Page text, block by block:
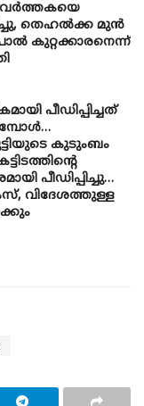
തെഹൽക്ക മുൻ
കുറ്റക്കാരനെന്ന്
പീഡിപ്പിച്ചത്
കുടുംബം
പീഡിപ്പിച്ചു…
വിദേശത്തുള്ള